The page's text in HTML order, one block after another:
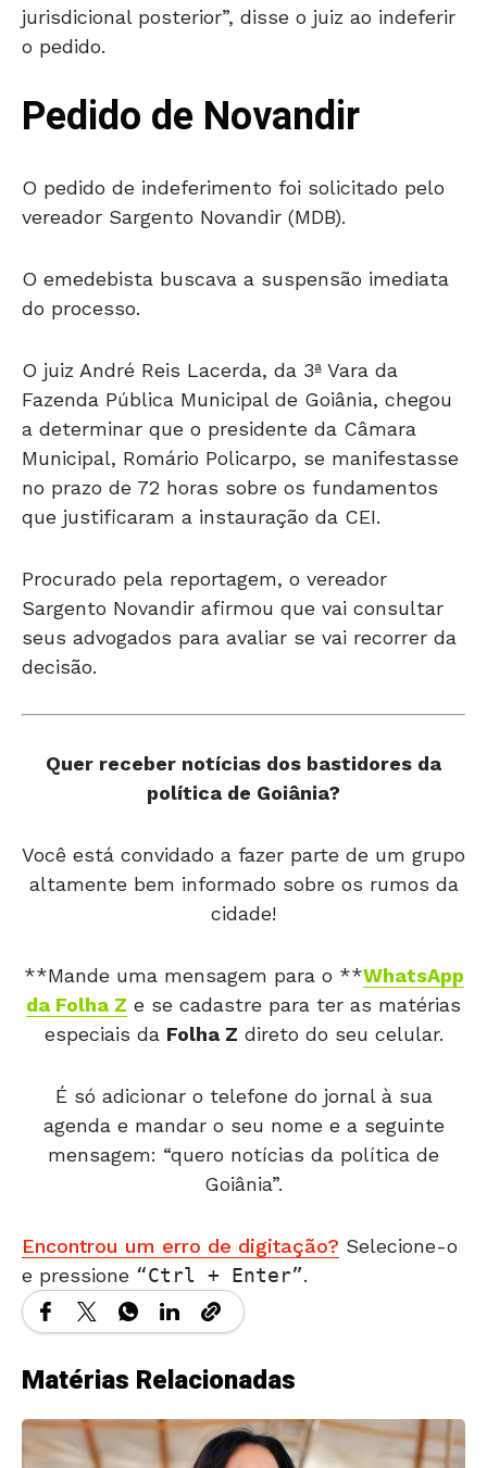
jurisdicional posterior”, disse o juiz ao indeferir
o pedido.
Pedido de Novandir
O pedido de indeferimento foi solicitado pelo
vereador Sargento Novandir (MDB).
O emedebista buscava a suspensão imediata
do processo.
O juiz André Reis Lacerda, da 3ª Vara da
Fazenda Pública Municipal de Goiânia, chegou
a determinar que o presidente da Câmara
Municipal, Romário Policarpo, se manifestasse
no prazo de 72 horas sobre os fundamentos
que justificaram a instauração da CEI.
Procurado pela reportagem, o vereador
Sargento Novandir afirmou que vai consultar
seus advogados para avaliar se vai recorrer da
decisão.
Quer receber notícias dos bastidores da
política de Goiânia?
Você está convidado a fazer parte de um grupo
altamente bem informado sobre os rumos da
cidade!
**Mande uma mensagem para o **WhatsApp
da Folha Z e se cadastre para ter as matérias
especiais da Folha Z direto do seu celular.
É só adicionar o telefone do jornal à sua
agenda e mandar o seu nome e a seguinte
mensagem: “quero notícias da política de
Goiânia”.
Encontrou um erro de digitação? Selecione-o
e pressione
Ctrl + Enter .
Matérias Relacionadas